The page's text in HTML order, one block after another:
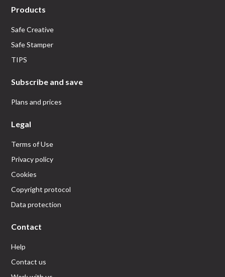
Products
Safe Creative
Safe Stamper
TIPS
Subscribe and save
Plans and prices
Legal
Terms of Use
Privacy policy
Cookies
Copyright protocol
Data protection
Contact
Help
Contact us